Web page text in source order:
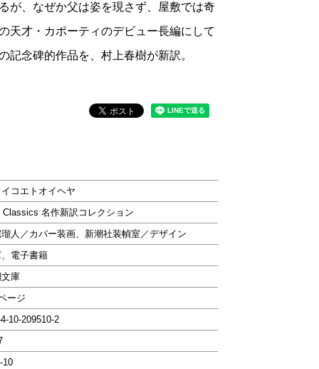
が、なぜか父は姿を現さず、屋敷では奇
才・カポーティのデビュー長編にして
記念碑的作品を、村上春樹が新訳。
コエトオイヘヤ
Classics 名作新訳コレクション
人／カバー装画、新潮社装幀室／デザイン
電子書籍
庫
ージ
10-209510-2
10